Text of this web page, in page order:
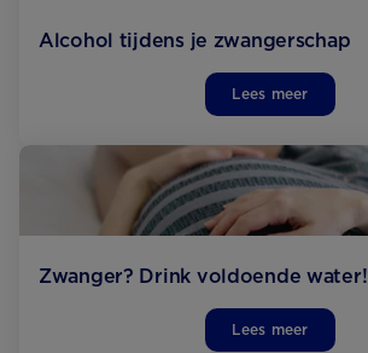
Alcohol tijdens je zwangerschap
Lees meer
Zwanger? Drink voldoende water!
Lees meer